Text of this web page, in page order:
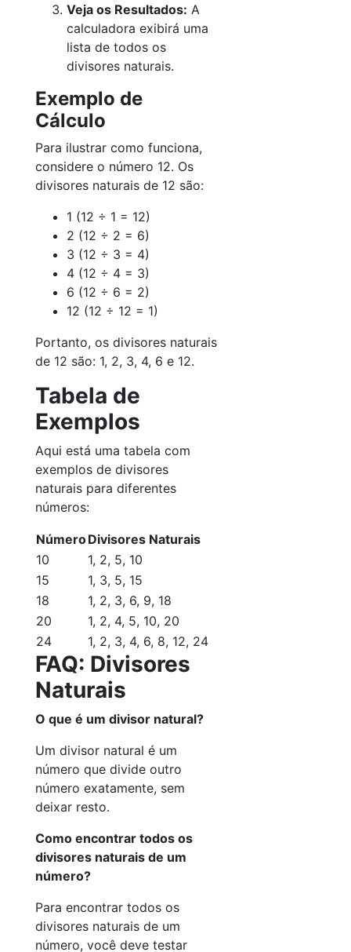
Veja os Resultados: A
calculadora exibirá uma
lista de todos os
divisores naturais.
Exemplo de
Cálculo
Para ilustrar como funciona,
considere o número 12. Os
divisores naturais de 12 são:
1 (12 ÷ 1 = 12)
2 (12 ÷ 2 = 6)
3 (12 ÷ 3 = 4)
4 (12 ÷ 4 = 3)
6 (12 ÷ 6 = 2)
12 (12 ÷ 12 = 1)
Portanto, os divisores naturais
de 12 são: 1, 2, 3, 4, 6 e 12.
Tabela de
Exemplos
Aqui está uma tabela com
exemplos de divisores
naturais para diferentes
números:
NúmeroDivisores Naturais
10
1, 2, 5, 10
15
1, 3, 5, 15
18
1, 2, 3, 6, 9, 18
20
1, 2, 4, 5, 10, 20
24
1, 2, 3, 4, 6, 8, 12, 24
FAQ: Divisores
Naturais
O que é um divisor natural?
Um divisor natural é um
número que divide outro
número exatamente, sem
deixar resto.
Como encontrar todos os
divisores naturais de um
número?
Para encontrar todos os
divisores naturais de um
número, você deve testar